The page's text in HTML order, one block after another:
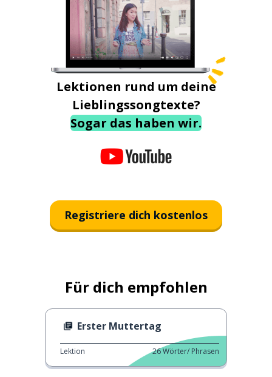
Lektionen rund um deine
Lieblingssongtexte?
Sogar das haben wir.
Registriere dich kostenlos
Für dich empfohlen
Erster Muttertag
Lektion 26Wörter/ Phrasen